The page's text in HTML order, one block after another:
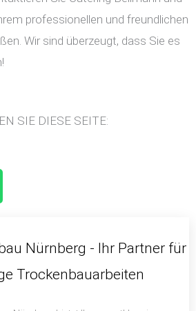
professionellen und freundlichen
Wir sind überzeugt, dass Sie es
SIE DIESE SEITE:
Nürnberg - Ihr Partner für
Trockenbauarbeiten